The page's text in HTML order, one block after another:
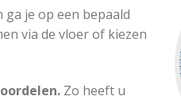
je op een bepaald
via de vloer of kiezen
Zo heeft u